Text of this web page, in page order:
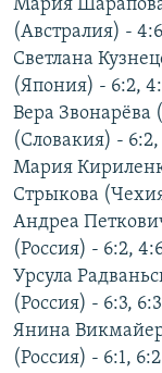
СОЦИАЛЬНЫЕ СЕТИ
Все сайты
Мария
(Австралия) -
Светлана
(Япония) - 6:2,
Вера Звонарёва
(Словакия) - 6:2,
Мария
Стрыкова
Андреа
(Россия) - 6:2,
Урсула
(Россия) - 6:3, 6:3
Янина
(Россия) - 6:1, 6:2